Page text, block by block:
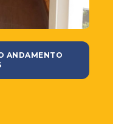
ANDAMENTO